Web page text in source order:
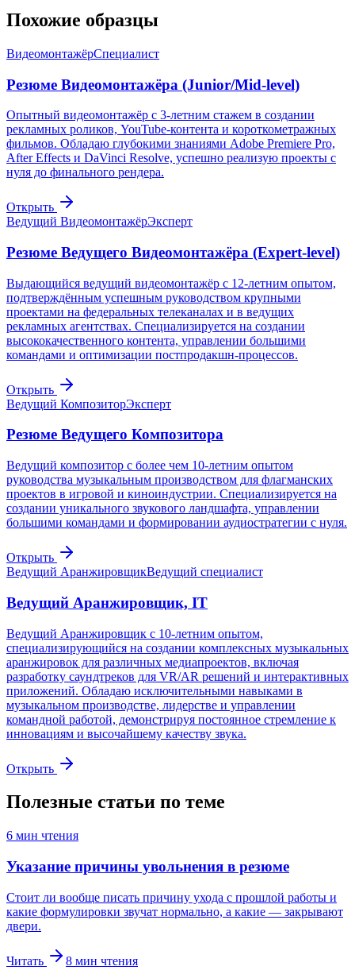
Похожие образцы
ВидеомонтажёрСпециалист
Резюме Видеомонтажёра (Junior/Mid-level)
Опытный видеомонтажёр с 3-летним стажем в создании
рекламных роликов, YouTube-контента и короткометражных
фильмов. Обладаю глубокими знаниями Adobe Premiere Pro,
After Effects и DaVinci Resolve, успешно реализую проекты с
нуля до финального рендера.
Открыть
Ведущий ВидеомонтажёрЭксперт
Резюме Ведущего Видеомонтажёра (Expert-level)
Выдающийся ведущий видеомонтажёр с 12-летним опытом,
подтверждённым успешным руководством крупными
проектами на федеральных телеканалах и в ведущих
рекламных агентствах. Специализируется на создании
высококачественного контента, управлении большими
командами и оптимизации постпродакшн-процессов.
Открыть
Ведущий КомпозиторЭксперт
Резюме Ведущего Композитора
Ведущий композитор с более чем 10-летним опытом
руководства музыкальным производством для флагманских
проектов в игровой и киноиндустрии. Специализируется на
создании уникального звукового ландшафта, управлении
большими командами и формировании аудиостратегии с нуля.
Открыть
Ведущий АранжировщикВедущий специалист
Ведущий Аранжировщик, IT
Ведущий Аранжировщик с 10-летним опытом,
специализирующийся на создании комплексных музыкальных
аранжировок для различных медиапроектов, включая
разработку саундтреков для VR/AR решений и интерактивных
приложений. Обладаю исключительными навыками в
музыкальном производстве, лидерстве и управлении
командной работой, демонстрируя постоянное стремление к
инновациям и высочайшему качеству звука.
Открыть
Полезные статьи по теме
6 мин чтения
Указание причины увольнения в резюме
Стоит ли вообще писать причину ухода с прошлой работы и
какие формулировки звучат нормально, а какие — закрывают
двери.
Читать 8 мин чтения